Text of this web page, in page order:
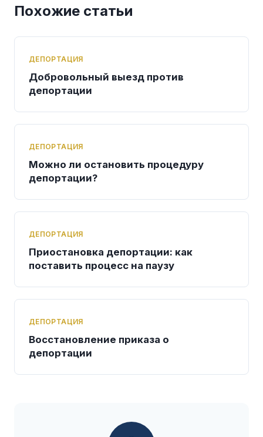
Похожие статьи
ДЕПОРТАЦИЯ
Добровольный выезд против
депортации
ДЕПОРТАЦИЯ
Можно ли остановить процедуру
депортации?
ДЕПОРТАЦИЯ
Приостановка депортации: как
поставить процесс на паузу
ДЕПОРТАЦИЯ
Восстановление приказа о
депортации